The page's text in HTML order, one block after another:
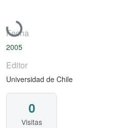
Cargando...
Fecha
2005
Editor
Universidad de Chile
0
Visitas